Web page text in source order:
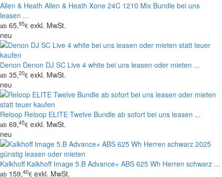
Allen & Heath Allen & Heath Xone 24C 1210 Mix Bundle bei uns
leasen ...
ab 65,95€ exkl. MwSt.
neu
Denon Denon DJ SC Live 4 white bei uns leasen oder mieten ...
ab 35,20€ exkl. MwSt.
neu
Reloop Reloop ELITE Twelve Bundle ab sofort bei uns leasen ...
ab 69,45€ exkl. MwSt.
neu
Kalkhoff Kalkhoff Image 5.B Advance+ ABS 625 Wh Herren schwarz ...
ab 159,40€ exkl. MwSt.